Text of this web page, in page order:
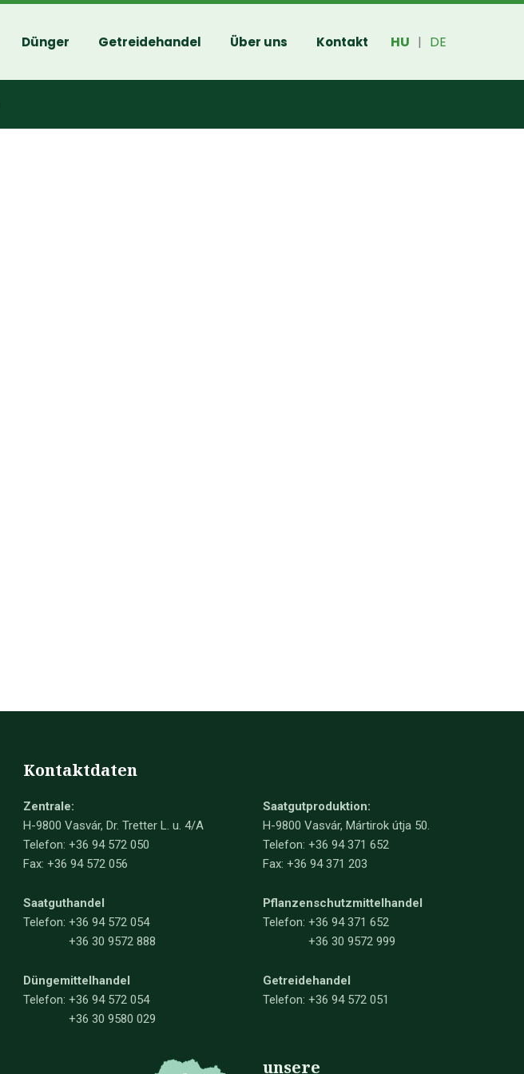
Dünger Getreidehandel Über uns Kontakt HU | DE
Kontaktdaten
Zentrale:
H-9800 Vasvár, Dr. Tretter L. u. 4/A
Telefon: +36 94 572 050
Fax: +36 94 572 056
Saatgutproduktion:
H-9800 Vasvár, Mártirok útja 50.
Telefon: +36 94 371 652
Fax: +36 94 371 203
Saatguthandel
Telefon: +36 94 572 054
+36 30 9572 888
Pflanzenschutzmittelhandel
Telefon: +36 94 371 652
+36 30 9572 999
Düngemittelhandel
Telefon: +36 94 572 054
+36 30 9580 029
Getreidehandel
Telefon: +36 94 572 051
unsere